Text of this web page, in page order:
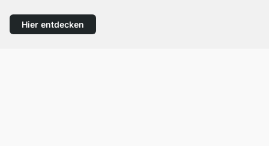
Hier entdecken